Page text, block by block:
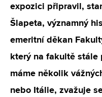
expozici připravil,
Šlapeta, významný
emeritní děkan
který na fakultě stále
máme několik
nebo Itálie, zvažuje